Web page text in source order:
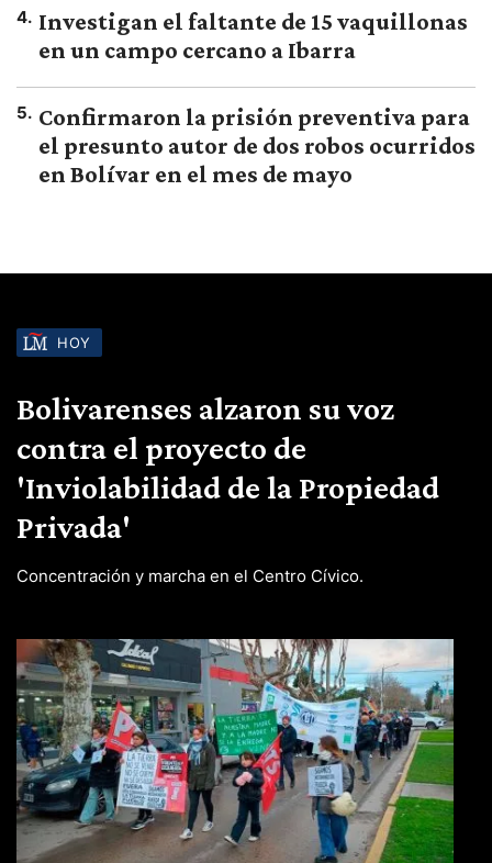
4. Investigan el faltante de 15 vaquillonas
en un campo cercano a Ibarra
5. Confirmaron la prisión preventiva para
el presunto autor de dos robos ocurridos
en Bolívar en el mes de mayo
HOY
Bolivarenses alzaron su voz
contra el proyecto de
'Inviolabilidad de la Propiedad
Privada'
Concentración y marcha en el Centro Cívico.